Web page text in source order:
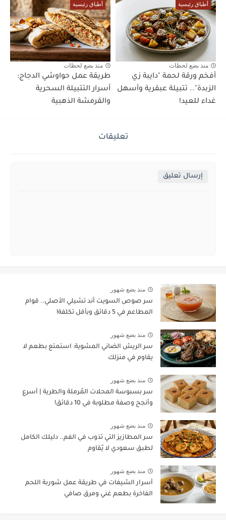
أطباق رئيسية
منذ بضع لحظات
أفخم ورقة لحمة "دايبة زي
الزبدة".. تتبيلة عبقرية وأسهل
غداء للعيد!
أطباق رئيسية
منذ بضع لحظات
طريقة عمل حواوشي الدجاج:
أسرار التتبيلة السحرية
والقرمشة الذهبية
تعليقات
إرسال تعليق
منذ بضع شهور
سر صوص السويت أند تشيلي الأصلي.. قوام
المطاعم في 5 دقائق وبأقل تكلفة!
منذ بضع شهور
سر الريش الضاني المشوية: استمتع بطعم لا
يقاوم في منزلك
منذ بضع شهور
سر بسبوسة المحلات المُرملة والطرية | أسرع
وأنجح وصفة مطلوبة في 10 دقائق!
منذ بضع شهور
سر المطازيز التي تذوب في الفم.. دليلك الكامل
لطبق سعودي لا يُقاوم
منذ بضع شهور
أسرار الشيفات في طريقة عمل شوربة اللحم
الفاخرة بطعم غني ومرق صافي